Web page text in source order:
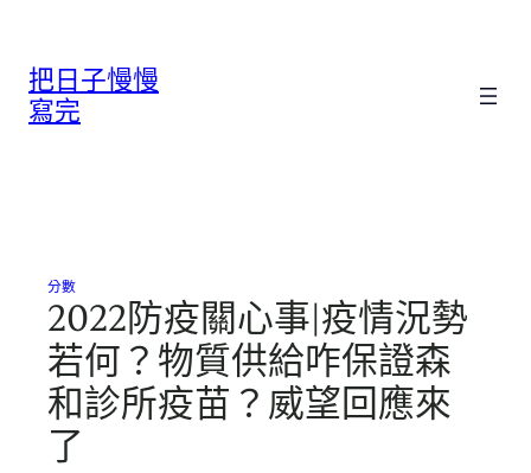
把日子慢慢
寫完
分數
2022防疫關心事|疫情況勢
若何？物質供給咋保證森
和診所疫苗？威望回應來
了